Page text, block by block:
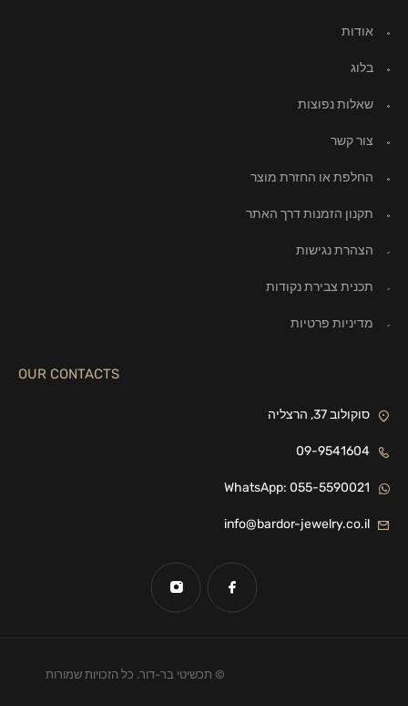
אודות
בלוג
שאלות נפוצות
צור קשר
החלפת או החזרת מוצר
תקנון הזמנות דרך האתר
הצהרת נגישות
תכנית צבירת נקודות
מדיניות פרטיות
OUR CONTACTS
סוקולוב 37, הרצליה
09-9541604
WhatsApp: 055-5590021
info@bardor-jewelry.co.il
© תכשיטי בר-דור. כל הזכויות שמורות